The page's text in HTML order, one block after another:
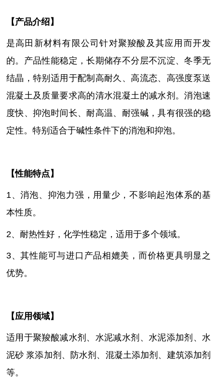
【产品介绍】
是高田新材料有限公司针对聚羧酸及其应用而开发
的。产品性能稳定，长期储存不分层不沉淀、冬季无
结晶，特别适用于配制高耐久、高流态、高强度泵送
混凝土及质量要求高的清水混凝土的减水剂。消泡速
度快、抑泡时间长、耐高温、耐强碱，具有很强的稳
定性。特别适合于碱性条件下的消泡和抑泡。
【性能特点】
1、消泡、抑泡力强，用量少，不影响起泡体系的基
本性质。
2、耐热性好，化学性稳定，适用于多个领域。
3、其性能可与进口产品相媲美，而价格更具明显之
优势。
【应用领域】
适用于聚羧酸减水剂、水泥减水剂、水泥添加剂、水
泥砂 浆添加剂、防水剂、混凝土添加剂、建筑添加剂
等。